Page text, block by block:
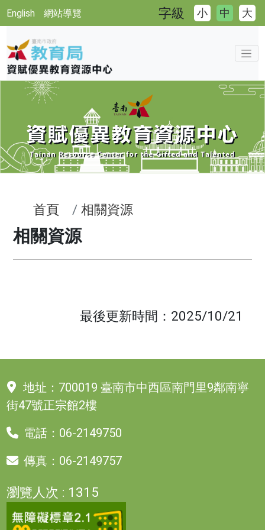
English 網站導覽 字級 小 中 大
相關資源
首頁 相關資源
最後更新時間：2025/10/21
地址： 700019 臺南市中西區南門里9鄰南寧
街47號正宗館2樓
電話： 06-2149750
傳真： 06-2149757
瀏覽人次 : 1315